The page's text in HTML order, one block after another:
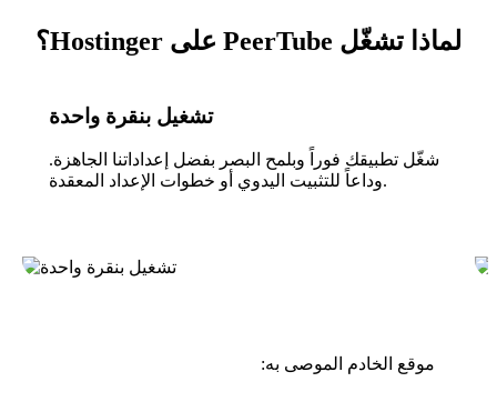
لماذا تشغّل PeerTube على Hostinger؟
تشغيل بنقرة واحدة
شغّل تطبيقك فوراً وبلمح البصر بفضل إعداداتنا الجاهزة.
وداعاً للتثبيت اليدوي أو خطوات الإعداد المعقدة.
موقع الخادم الموصى به: